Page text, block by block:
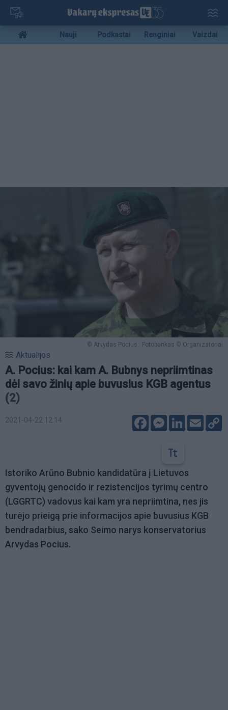
Pereiti
pagrindinį
turinį
Mobile
menu
Nauji Podkastai Renginiai Vaizdai
© Arvydas Pocius.. Fotobankas © Organizatoriai
Aktualijos
A. Pocius: kai kam A. Bubnys nepriimtinas
dėl savo žinių apie buvusius KGB agentus
(2)
2021-04-22 12:14 FacebookMessenger
LinkedIn
Email
Istoriko Arūno Bubnio kandidatūra į Lietuvos
gyventojų genocido ir rezistencijos tyrimų centro
(LGGRTC) vadovus kai kam yra nepriimtina, nes jis
turėjo prieigą prie informacijos apie buvusius KGB
bendradarbius, sako Seimo narys konservatorius
Arvydas Pocius.